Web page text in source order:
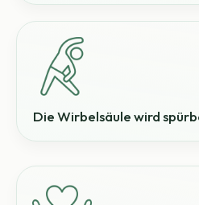
Die Wirbelsäule wird